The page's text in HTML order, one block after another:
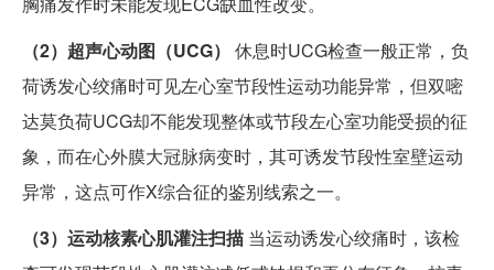
（2）超声心动图（UCG） 休息时UCG检查一般正常，负
荷诱发心绞痛时可见左心室节段性运动功能异常，但双嘧
达莫负荷UCG却不能发现整体或节段左心室功能受损的征
象，而在心外膜大冠脉病变时，其可诱发节段性室壁运动
异常，这点可作X综合征的鉴别线索之一。
（3）运动核素心肌灌注扫描 当运动诱发心绞痛时，该检